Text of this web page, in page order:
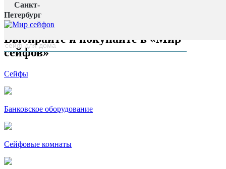
Санкт-
Петербург
Главная страница
наверх
Выбирайте и покупайте в «Мир
сейфов»
Сейфы
Банковское оборудование
Сейфовые комнаты